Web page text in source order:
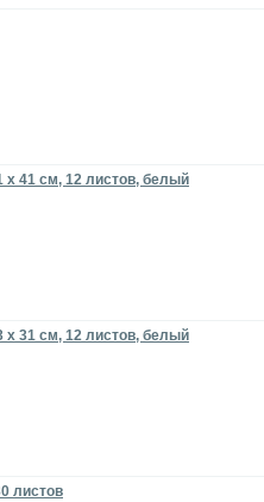
х 41 см, 12 листов, белый
х 31 см, 12 листов, белый
листов